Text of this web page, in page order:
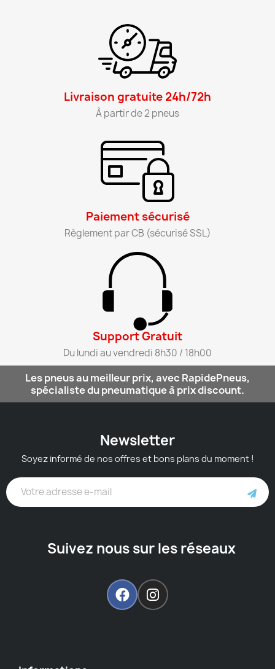
Livraison gratuite 24h/72h​
À partir de 2 pneus​
Paiement sécurisé​
Règlement par CB (sécurisé SSL)​
Support Gratuit​
Du lundi au vendredi 8h30 / 18h00​
Les pneus au meilleur prix, avec RapidePneus,
spécialiste du pneumatique à prix discount.
Newsletter
Soyez informé de nos offres et bons plans du moment !
Suivez nous sur les réseaux